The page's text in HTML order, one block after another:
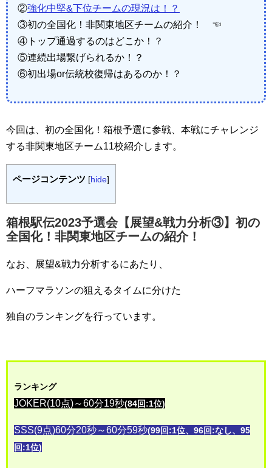
②強化中堅&下位チームの現況は！？
③初の全国化！非関東地区チームの紹介！ ☜
④トップ通過するのはどこか！？
⑤連続出場繋げられるか！？
⑥初出場or伝統校復帰はあるのか！？
今回は、初の全国化！箱根予選に参戦、本戦にチャレンジ
する非関東地区チーム11校紹介します。
ページコンテンツ [hide]
箱根駅伝2023予選会【展望&戦力分析③】初の
全国化！非関東地区チームの紹介！
なお、展望&戦力分析するにあたり、
ハーフマラソンの狙えるタイムに分けた
独自のランキングを行っています。
ランキング
JOKER(10点)～60分19秒(84回:1位)
SSS(9点)60分20秒～60分59秒(99回:1位、96回:なし、95
回:1位)